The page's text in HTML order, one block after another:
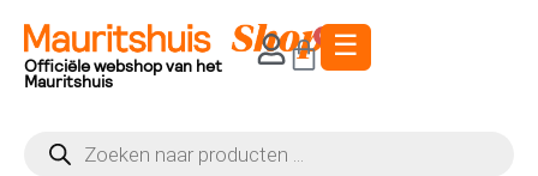
Officiële webshop van het
Mauritshuis
0 ☰